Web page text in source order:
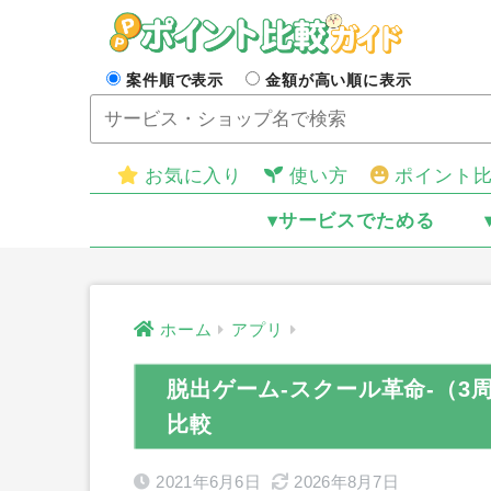
案件順で表示 金額が高い順に表示
お気に入り 使い方 ポイント
▾サービスでためる
ホーム アプリ
脱出ゲーム-スクール革命-（3
比較
2021年6月6日 2026年8月7日